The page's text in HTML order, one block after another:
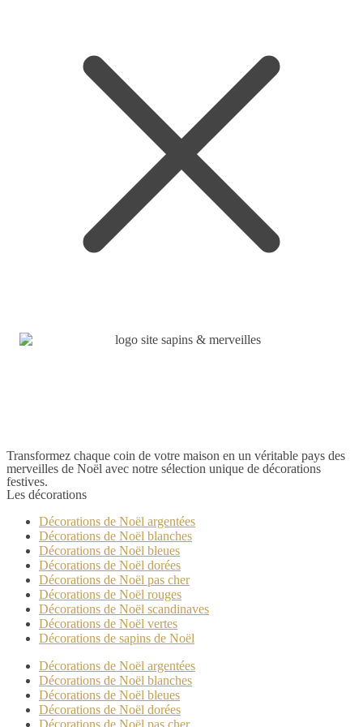
Transformez chaque coin de votre maison en un véritable pays des
merveilles de Noël avec notre sélection unique de décorations
festives.
Les décorations
Décorations de Noël argentées
Décorations de Noël blanches
Décorations de Noël bleues
Décorations de Noël dorées
Décorations de Noël pas cher
Décorations de Noël rouges
Décorations de Noël scandinaves
Décorations de Noël vertes
Décorations de sapins de Noël
Décorations de Noël argentées
Décorations de Noël blanches
Décorations de Noël bleues
Décorations de Noël dorées